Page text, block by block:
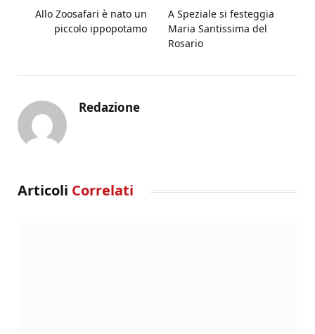
Allo Zoosafari è nato un
piccolo ippopotamo
A Speziale si festeggia
Maria Santissima del
Rosario
Redazione
Articoli Correlati